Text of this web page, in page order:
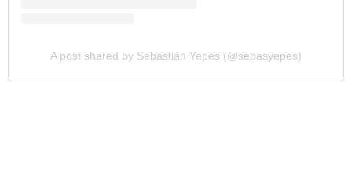
A post shared by Sebastián Yepes (@sebasyepes)